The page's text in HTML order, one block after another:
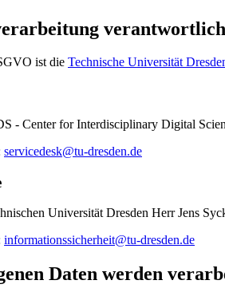
ist die Technische Universität
- Center for Interdisciplinary Digital
servicedesk@tu-dresden.de
Universität Dresden Herr Jens
informationssicherheit@tu-dresden.de
Daten werden